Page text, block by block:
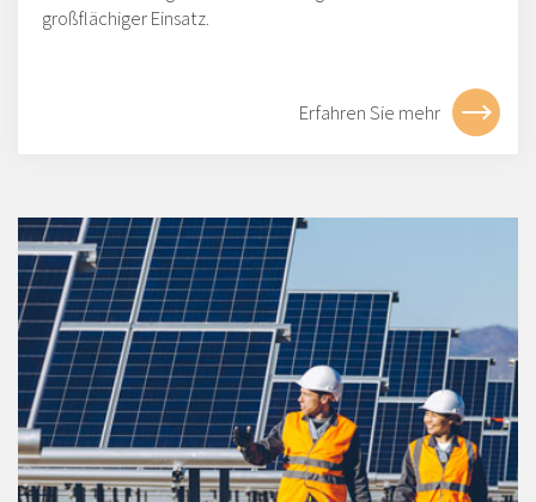
großflächiger Einsatz.
Erfahren Sie mehr